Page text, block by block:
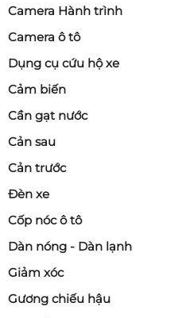
Camera Hành trình
Camera ô tô
Dụng cụ cứu hộ xe
Cảm biến
Cần gạt nước
Cản sau
Cản trước
Đèn xe
Cốp nóc ô tô
Dàn nóng - Dàn lạnh
Giảm xóc
Gương chiếu hậu